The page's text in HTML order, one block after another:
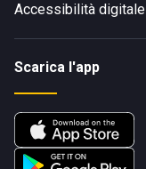
Accessibilità digitale
Scarica l'app